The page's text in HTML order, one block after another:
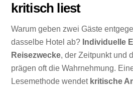
kritisch liest
Warum geben zwei Gäste
dasselbe Hotel ab? Individuelle
Reisezwecke, der Zeitpunkt und
prägen oft die Wahrnehmung.
Lesemethode wendet kritische